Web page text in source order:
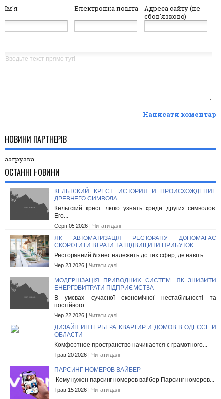
Ім'я
Електронна пошта
Адреса сайту (не
обов'язково)
Написати коментар
НОВИНИ ПАРТНЕРІВ
загрузка...
ОСТАННІ НОВИНИ
КЕЛЬТСКИЙ КРЕСТ: ИСТОРИЯ И ПРОИСХОЖДЕНИЕ
ДРЕВНЕГО СИМВОЛА
Кельтский крест легко узнать среди других символов.
Его...
Серп 05 2026 | Читати далі
ЯК АВТОМАТИЗАЦІЯ РЕСТОРАНУ ДОПОМАГАЄ
СКОРОТИТИ ВТРАТИ ТА ПІДВИЩИТИ ПРИБУТОК
Ресторанний бізнес належить до тих сфер, де навіть...
Чер 23 2026 | Читати далі
МОДЕРНІЗАЦІЯ ПРИВОДНИХ СИСТЕМ: ЯК ЗНИЗИТИ
ЕНЕРГОВИТРАТИ ПІДПРИЄМСТВА
В умовах сучасної економічної нестабільності та
постійного...
Чер 22 2026 | Читати далі
ДИЗАЙН ИНТЕРЬЕРА КВАРТИР И ДОМОВ В ОДЕССЕ И
ОБЛАСТИ
Комфортное пространство начинается с грамотного...
Трав 20 2026 | Читати далі
ПАРСИНГ НОМЕРОВ ВАЙБЕР
Кому нужен парсинг номеров вайбер Парсинг номеров...
Трав 15 2026 | Читати далі